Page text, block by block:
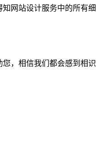
网站设计服务中的所有
，相信我们都会感到相